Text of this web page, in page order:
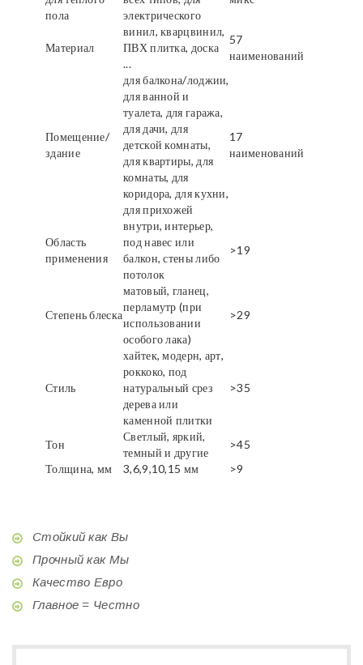
пола
электрического
Материал
винил, кварцвинил,
ПВХ плитка, доска
...
57
наименований
Помещение/
здание
для балкона/лоджии,
для ванной и
туалета, для гаража,
для дачи, для
детской комнаты,
для квартиры, для
комнаты, для
коридора, для кухни,
для прихожей
17
наименований
Область
применения
внутри, интерьер,
под навес или
балкон, стены либо
потолок
>19
Степень блеска
матовый, гланец,
перламутр (при
использовании
особого лака)
>29
Стиль
хайтек, модерн, арт,
роккоко, под
натуральный срез
дерева или
каменной плитки
>35
Тон
Светлый, яркий,
темный и другие
>45
Толщина, мм
3,6,9,10,15 мм >9
Стойкий как Вы
Прочный как Мы
Качество Евро
Главное = Честно